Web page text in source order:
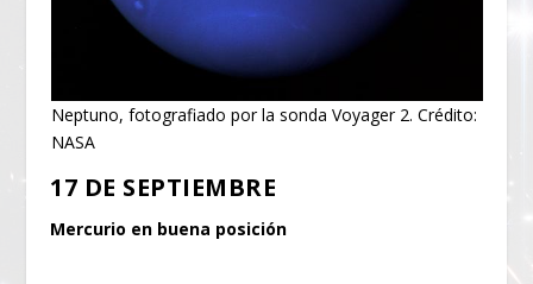
Neptuno, fotografiado por la sonda Voyager 2. Crédito:
NASA
17 DE SEPTIEMBRE
Mercurio en buena posición